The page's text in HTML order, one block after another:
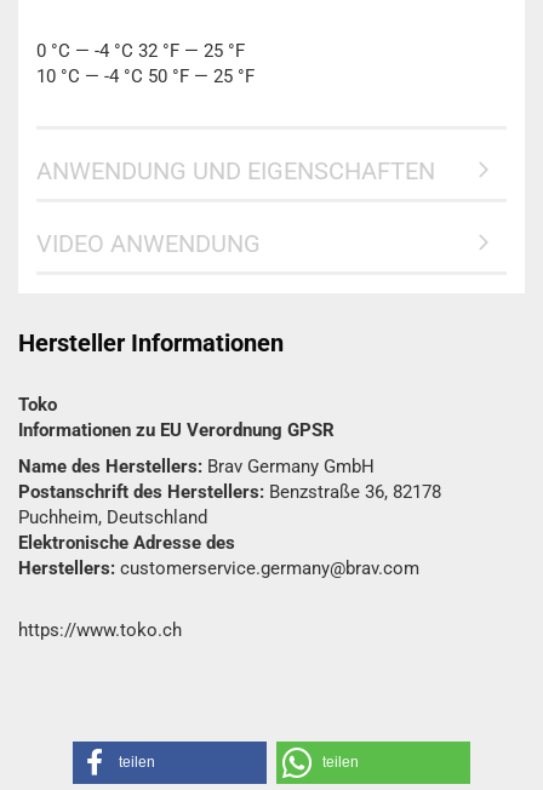
0 °C — -4 °C 32 °F — 25 °F
10 °C — -4 °C 50 °F — 25 °F
ANWENDUNG UND EIGENSCHAFTEN
VIDEO ANWENDUNG
Hersteller Informationen
Toko
Informationen zu EU Verordnung GPSR
Name des Herstellers: Brav Germany GmbH
Postanschrift des Herstellers: Benzstraße 36, 82178
Puchheim, Deutschland
Elektronische Adresse des
Herstellers: customerservice.germany@brav.com
https://www.toko.ch
teilen teilen